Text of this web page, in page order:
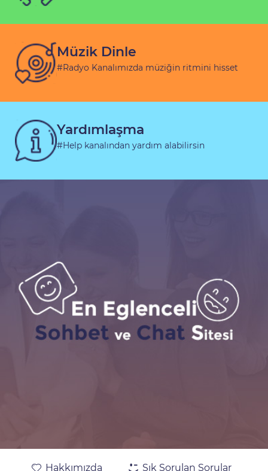
Müzik Dinle
#Radyo Kanalımızda müziğin ritmini hisset
Yardımlaşma
#Help kanalından yardım alabilirsin
Hakkımızda Sık Sorulan Sorular